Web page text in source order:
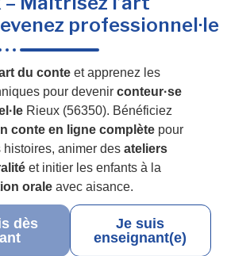
professionnel·le
du conteet apprenez les
pour devenirconteur·se
Rieux (56350). Bénéficiez
conte en ligne complètepour
histoires, animer des ateliers
et initier les enfants à la
orale avec aisance.
dès
Je suis
enseignant(e)